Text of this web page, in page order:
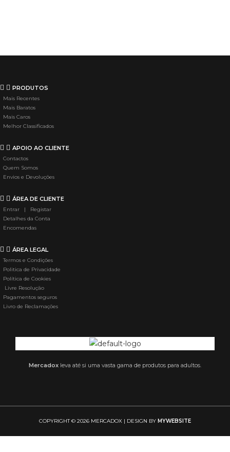
PRODUTOS
Mais Recentes
Mais Baratos
Mais Caros
Melhor Classificados
APOIO AO CLIENTE
Contactos
Quem Somos
Envios e Devoluções
ÁREA DE CLIENTE
Entrar | Registar
Detalhes da Conta
Encomendas
ÁREA LEGAL
Termos e Condições
Politica de Privacidade
Política de Cookies
Livre Resolução
Pagamentos seguros
Livro de Reclamações
Mercadox leva até si uma vasta gama de produtos para adultos.
COPYRIGHT © 2026 MERCADOX | DESIGN BY MYWEBSITE